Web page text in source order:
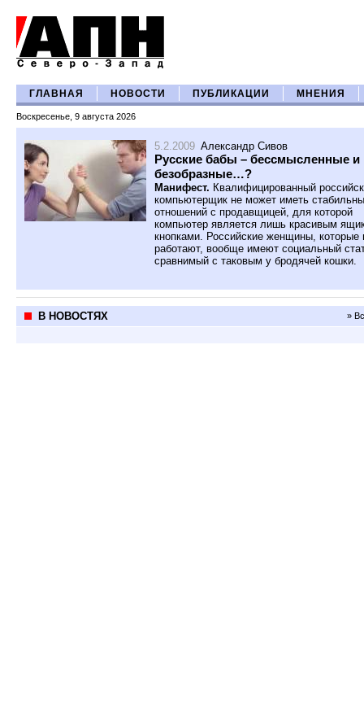
ГЛАВНАЯ НОВОСТИ ПУБЛИКАЦИИ МНЕНИЯ
Воскресенье, 9 августа 2026
5.2.2009 Александр Сивов
Русские бабы – бессмысленные и
безобразные…?
Манифест. Квалифицированный
компьютерщик не может иметь
отношений с продавщицей, для которой
компьютер является лишь красивым
кнопками. Российские женщины, которые
работают, вообще имеют социальный
сравнимый с таковым у бродячей кошки.
В НОВОСТЯХ »